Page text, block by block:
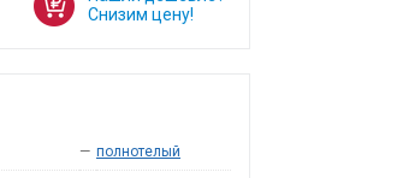
Снизим цену!
— полнотелый